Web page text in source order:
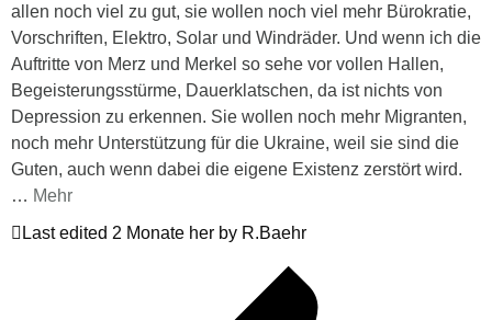
allen noch viel zu gut, sie wollen noch viel mehr Bürokratie,
Vorschriften, Elektro, Solar und Windräder. Und wenn ich die
Auftritte von Merz und Merkel so sehe vor vollen Hallen,
Begeisterungsstürme, Dauerklatschen, da ist nichts von
Depression zu erkennen. Sie wollen noch mehr Migranten,
noch mehr Unterstützung für die Ukraine, weil sie sind die
Guten, auch wenn dabei die eigene Existenz zerstört wird.
… Mehr
Last edited 2 Monate her by R.Baehr